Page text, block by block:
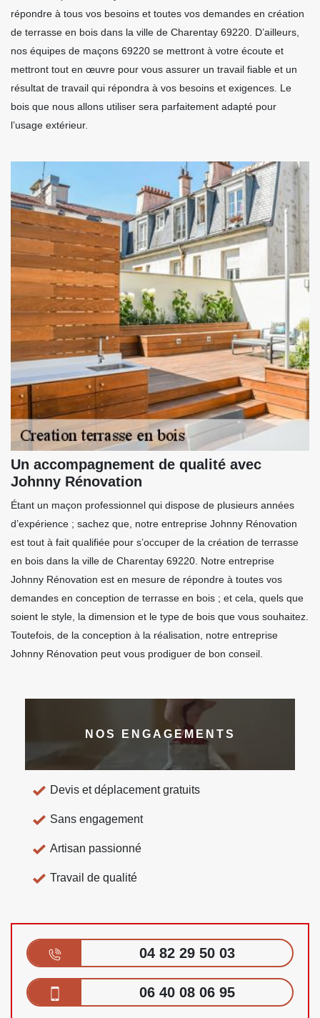
répondre à tous vos besoins et toutes vos demandes en création
de terrasse en bois dans la ville de Charentay 69220. D’ailleurs,
nos équipes de maçons 69220 se mettront à votre écoute et
mettront tout en œuvre pour vous assurer un travail fiable et un
résultat de travail qui répondra à vos besoins et exigences. Le
bois que nous allons utiliser sera parfaitement adapté pour
l’usage extérieur.
Un accompagnement de qualité avec
Johnny Rénovation
Étant un maçon professionnel qui dispose de plusieurs années
d’expérience ; sachez que, notre entreprise Johnny Rénovation
est tout à fait qualifiée pour s’occuper de la création de terrasse
en bois dans la ville de Charentay 69220. Notre entreprise
Johnny Rénovation est en mesure de répondre à toutes vos
demandes en conception de terrasse en bois ; et cela, quels que
soient le style, la dimension et le type de bois que vous souhaitez.
Toutefois, de la conception à la réalisation, notre entreprise
Johnny Rénovation peut vous prodiguer de bon conseil.
NOS ENGAGEMENTS
Devis et déplacement gratuits
Sans engagement
Artisan passionné
Travail de qualité
04 82 29 50 03
06 40 08 06 95